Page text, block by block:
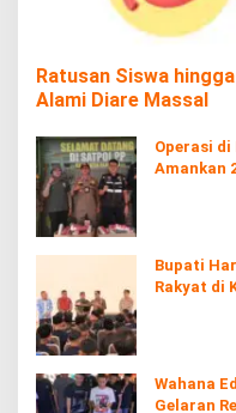
Ratusan Siswa
Alami Diare Massal
Operasi di
Amankan
Bupati
Rakyat di
Wahana
Gelaran